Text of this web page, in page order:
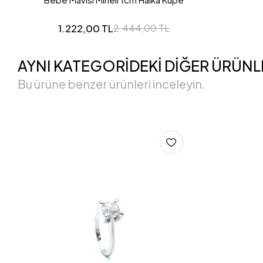
1.222,00 TL2.444,00 TL
AYNI KATEGORİDEKİ DİĞER
Bu ürüne benzer ürünleri inceleyin.